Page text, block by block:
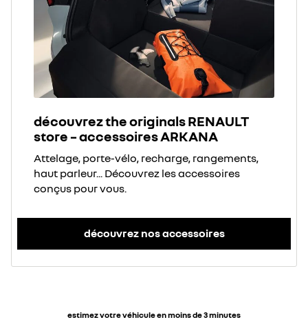
découvrez the originals RENAULT
store – accessoires ARKANA
Attelage, porte-vélo, recharge, rangements,
haut parleur... Découvrez les accessoires
conçus pour vous.
découvrez nos accessoires
estimez votre véhicule en moins de 3 minutes